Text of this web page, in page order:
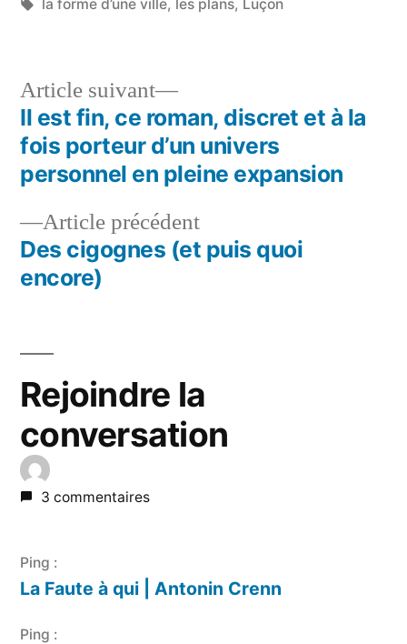
la forme d’une ville, les plans, Luçon
Navigation
de
l’article
Article précédentArticle
précédent :
Des cigognes (et puis quoi
encore)
Article suivant
Article
suivant :
Il est fin, ce roman, discret et à la
fois porteur d’un univers
personnel en pleine expansion
Rejoindre la
conversation
3 commentaires
Ping :
La Faute à qui | Antonin Crenn
Ping :